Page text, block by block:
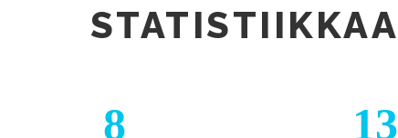
STATISTIIKKAA
8 13